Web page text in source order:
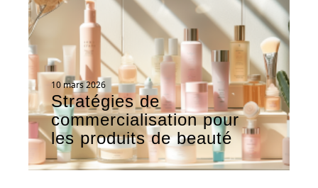
10 mars 2026
Stratégies de
commercialisation pour
les produits de beauté